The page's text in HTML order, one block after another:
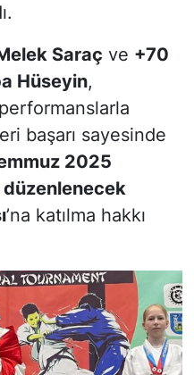
Saraç ve +70
Hüseyin,
başarı sayesinde
2025
’na katılma hakkı